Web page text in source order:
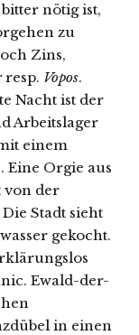
nötig ist,
zu
Zins,
resp. Vopos.
Nacht ist der
Arbeitslager
einem
Eine Orgie aus
von der
Stadt sieht
gekocht.
Ewald-der-
in einen